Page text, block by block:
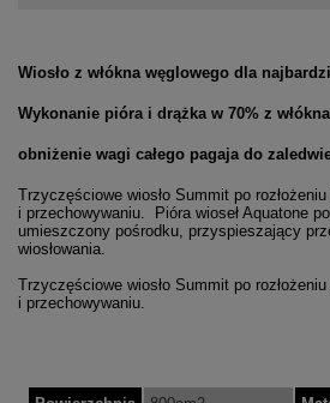
Wiosło z włókna węglowego dla
Wykonanie pióra i drążka w 70% z
obniżenie wagi całego pagaja do
Trzyczęściowe wiosło Summit po
i przechowywaniu. Pióra wioseł Aquatone
umieszczony pośrodku, przyspieszający
wiosłowania.
Trzyczęściowe wiosło Summit po
i przechowywaniu.